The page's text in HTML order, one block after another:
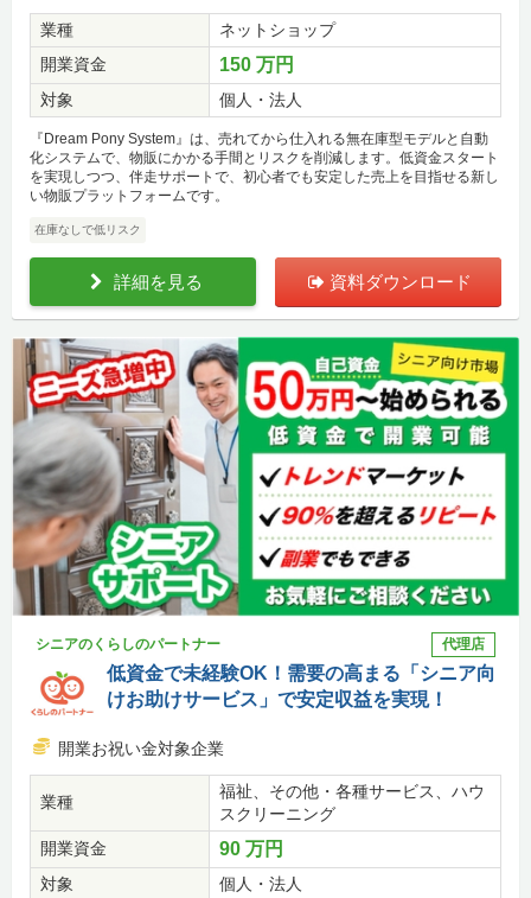
業種
ネットショップ
開業資金
150 万円
対象 個人・法人
『Dream Pony System』は、売れてから仕入れる無在庫型モデルと自動
化システムで、物販にかかる手間とリスクを削減します。低資金スタート
を実現しつつ、伴走サポートで、初心者でも安定した売上を目指せる新し
い物販プラットフォームです。
在庫なしで低リスク
詳細を見る 資料ダウンロード
シニアのくらしのパートナー 代理店
低資金で未経験OK！需要の高まる「シニア向
けお助けサービス」で安定収益を実現！
開業お祝い金対象企業
業種
福祉、その他・各種サービス、ハウ
スクリーニング
開業資金
90 万円
対象 個人・法人